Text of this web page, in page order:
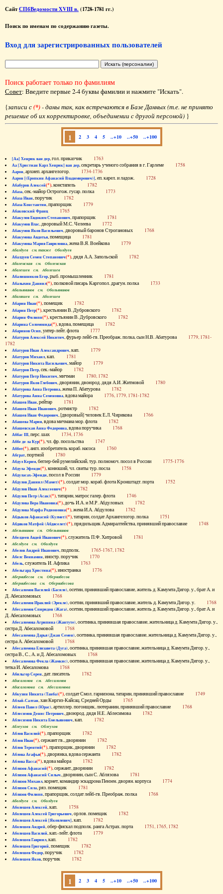
СайтСПбВедомости XVIII в. (1728-1781 гг.)
Поиск по именам по содержанию газеты.
Вход для зарегистрированных пользователей
Поиск работает только по фамилиям
Совет: Введите первые 2-4 буквы фамилии и нажмите "Искать".
{записи с(*)- даны так, как встречаются в Базе Данных (т.е. не принято
решение об их корректировке, объединении с другой персоной) }
1 2 3 4 5 ..+10 ..+50 ..+100
[Аа] Хенрик ван дер, гол. приказчик 1763
Аа [Христиан Карл Хенрик] ван дер, секретарь ученого собрания в г. Гарлеме 1758
Аарон, архиеп. архангелогор. 1734-1736
Аарон [(Еропкин Афанасий Владимирович)], еп. карел. и ладож. 1728
Абабуров Алексей(*), констапель 1782
Абаза, сек.-майор Острогож. гусар. полка 1773
Абаза Иван, поручик 1782
Абаза Константин, прапорщик 1779
Абаковский Франц 1765
Абакулов Евдоким Степанович, прапорщик 1781
Абакумов Влас, дворовый М.С. Челеева 1772
Абакумов Яков Васильевич, дворовый баронов Строгановых 1768
Абакумова Авдотья, помещица 1781
Абакумова Мария Гавриловна, жена В.Я. Воейкова 1779
Абалдуев см. также Оболдуев
Абалдуев Семен Степанович(*), дядя А.А. Запольской 1782
Абаленская см. Оболенская
Абалешев см. Аболешев
Абалишников Егор, рыб. промышленник 1781
Абалыхин Даниил(*), полковой писарь Каргопол. драгун. полка 1733
Абальянинов см. Обольянинов
Абаляшев см. Аболешев
Абарин Иван(*), помещик 1782
Абарин Петр(*), крестьянин В. Дубровского 1782
Абарин Филипп(*), крестьянин В. Дубровского 1782
Абарина Соломонида(*), вдова, помещица 1782
Абаринов Осип, унтер-лейт. флота 1777
Абатуров Алексей Никитич, фурьер лейб-гв. Преображ. полка, сын Н.В. Абатурова 1779, 1781-
1782
Абатуров Иван Александрович, кап. 1779
Абатуров Михаил, кап. 1781
Абатуров Никита Васильевич, майор 1779
Абатуров Петр, сек.-майор 1782
Абатуров Петр Никитич, мичман 1780, 1782
Абатуров Яков Глебович, дворянин, двоюрод. дядя А.И. Житновой 1780
Абатурова Анна Петровна, жена П. Абатурова 1782
Абатурова Анна Семеновна, вдова майора 1776, 1779, 1781-1782
Абашев Иван, рейтар 1781
Абашев Иван Иванович, ротмистр 1782
Абашев Иван Федорович, [дворовый] человек Е.Л. Чирикова 1766
Абашева Мария, вдова мичмана мор. флота 1782
Абашевская Анна Федоровна, вдова поручика 1768
Аббас III, перс. шах 1734, 1736
Аббе де ла Кур(*), чл. фр. посольства 1747
Аббот(*), англ. изобретатель кораб. насоса 1760
Абграт, портной 1780
Абдул Керим, беглер-бей румелийский, тур. полномоч. посол в России 1775-1776
Абдула Эфенди(*), конюший, чл. свиты тур. посла 1758
Абдуласах-Эфенди, посол в России 1779
Абдулов Даниил (Мамет)(*), солдат мор. кораб. флота Кронштадт. порта 1752
Абдулов Иван Алексеевич(*) 1782
Абдулов Петр (Асак)(*), татарин, матрос галер. флота 1746
Абдулова Вера Ивановна(*), дочь И.А. и М.Р. Абдуловых 1782
Абдулова Марфа Родионовна(*), жена И.А. Абдулова 1782
Абдыков Афанасий (Кулмет)(*), татарин, солдат Архангелогор. полка 1751
Абдяков Матфей (Абдяселет)(*), прядильщик Адмиралтейства, принявший православие 1748
Абезьянинов см. Обезьянинов
Абелдеев Авдей Иванович(*), служитель П.Ф. Хитровой 1781
Абелдуев см. Оболдуев
Абелов Андрей Иванович, подполк. 1765-1767, 1782
Абелс Вениамин, иностр. поручик 1770
Абель, служитель И. Афлика 1763
Абельгард Христина(*), иностранка 1776
Абернибесов см. Обернибесов
Абернибесова см. Обернибесова
Абесаломов Василий (Басиле), осетин, принявший православие, житель д. Камумта Дигор. у., брат А. и
Д. Абесаломовых 1768
Абесаломов Ираклий (Эрекле), осетин, принявший православие, житель д. Камумта Дигор. у. 1768
Абесаломов Спиридон (Жага), осетин, принявший православие, житель д. Камумта Дигор. у., брат А. и
Д. Абесаломовых 1768
Абесаломова Агрипина (Жантуте), осетинка, принявшая православие, жительница д. Камумта Дигор. у.,
сестра Д. Абесаломовой 1768
Абесаломова Дарья (Джан Семен), осетинка, принявшая православие, жительница д. Камумта Дигор. у.,
сестра А. Абесаломовой 1768
Абесаломова Елизавета (Дуга), осетинка, принявшая православие, жительница д. Камумта Дигор. у.,
сестра В., С., А. и Д. Абесаломовых 1768
Абесаломова Фекла (Жамкис), осетинка, принявшая православие, жительница д. Камумта Дигор. у.,
тетка И. Абесаломова 1768
Абильгор Серен, дат. писатель 1782
Абисаломов см. Абесаломов
Абисаломова см. Абесаломова
Абкузин Никита (Танба)(*), солдат Смол. гарнизона, татарин, принявший православие 1749
Аблай-Салтан, хан Киргиз-Кайсац. Средней Орды 1765
Аблеев Павел (Юрас), артиллер. погонщик, лютеранин, принявший православие 1768
Аблесимов Денис Петрович, двоюрод. дядя Н.Е. Аблесимова 1782
Аблесимов Никита Емельянович, кап. 1782
Аблеухов см. Облеухов
Аблов Василий(*), прапорщик 1782
Аблов Иван(*), сержант гв., дворянин 1782
Аблов Терентий(*), прапорщик, дворянин 1782
Аблова Агафья(*), дворянка, вдова сержанта 1782
Аблова Васса(*), вдова майора 1782
Аблязов Афанасий(*), сержант, дворянин 1782
Аблязов Афанасий Силыч, дворянин, сын С. Аблязова 1781
Аблязов Михаил, корнет, командир эскадрона Пензен. дворян. корпуса 1774
Аблязов Сила, ряз. помещик 1781
Аблязов Филипп, прапорщик, солдат лейб-гв. Преображ. полка 1768
Аболдуев см. Оболдуев
Аболешев Алексей, кап. 1758
Аболешев Алексей Григорьевич, орлов. помещик 1782
Аболешев Алексей [Яковлевич], кап. 1782
Аболешев Андрей, обер-фискал подполк. ранга Астрах. порта 1751, 1765, 1782
Аболешев Василий, кап.-лейт. флота 1779
Аболешев Гавриил, кап. 1782
Аболешев Григорий, помещик 1782
Аболешев Федор, поручик 1782
Аболешев Яков, поручик 1782
1 2 3 4 5 ..+10 ..+50 ..+100